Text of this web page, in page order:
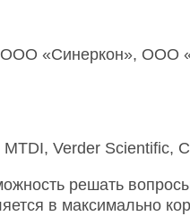
ООО «Синеркон»,
Verder Scientific,
решать
в максимально